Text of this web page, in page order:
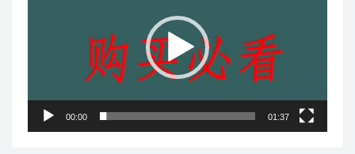
00:00 01:37